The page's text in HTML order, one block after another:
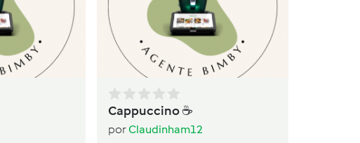
Cappuccino ☕️
porClaudinham12